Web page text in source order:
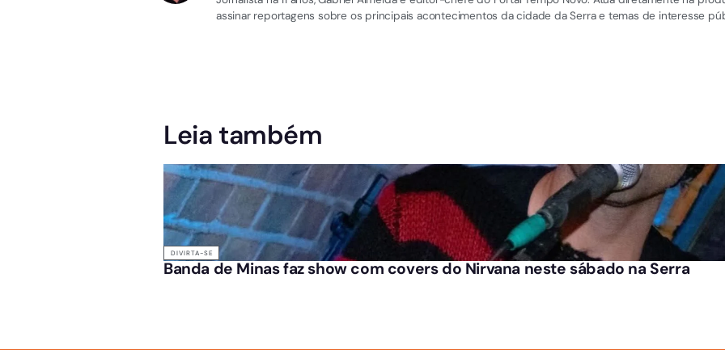
assinar reportagens sobre os principais acontecimentos da cidade da Serra e temas de interesse
Leia também
DIVIRTA-SE
Banda de Minas faz show com covers do Nirvana neste sábado na Serra